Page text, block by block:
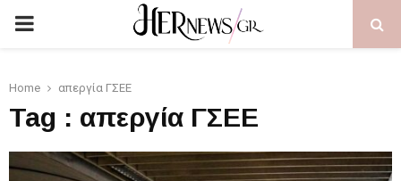
PRIMARY
Home απεργία ΓΣΕΕ
Tag : απεργία ΓΣΕΕ